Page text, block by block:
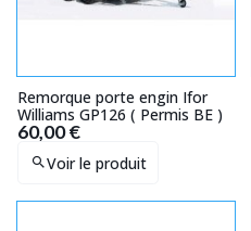
Remorque porte engin Ifor
Williams GP126 ( Permis BE )
60,00 €
Voir le produit